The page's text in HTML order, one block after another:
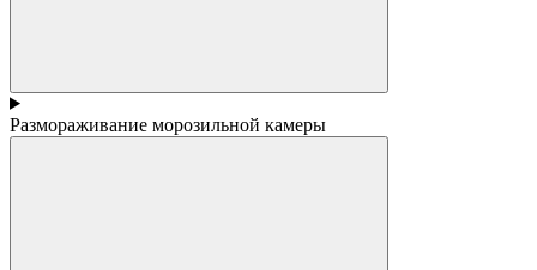
Размораживание морозильной камеры